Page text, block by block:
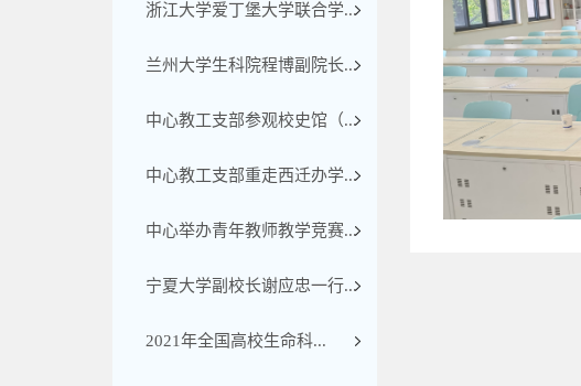
浙江大学爱丁堡大学联合学...
兰州大学生科院程博副院长...
中心教工支部参观校史馆（...
中心教工支部重走西迁办学...
中心举办青年教师教学竞赛...
宁夏大学副校长谢应忠一行...
2021年全国高校生命科...